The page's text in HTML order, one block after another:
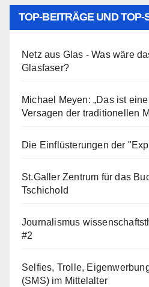
TOP-BEITRÄGE UND TOP-
Netz aus Glas - Was wäre
Glasfaser?
Michael Meyen: „Das ist
Versagen der traditionellen
Die Einflüsterungen der
St.Galler Zentrum für das
Tschichold
Journalismus
#2
Selfies, Trolle,
(SMS) im Mittelalter